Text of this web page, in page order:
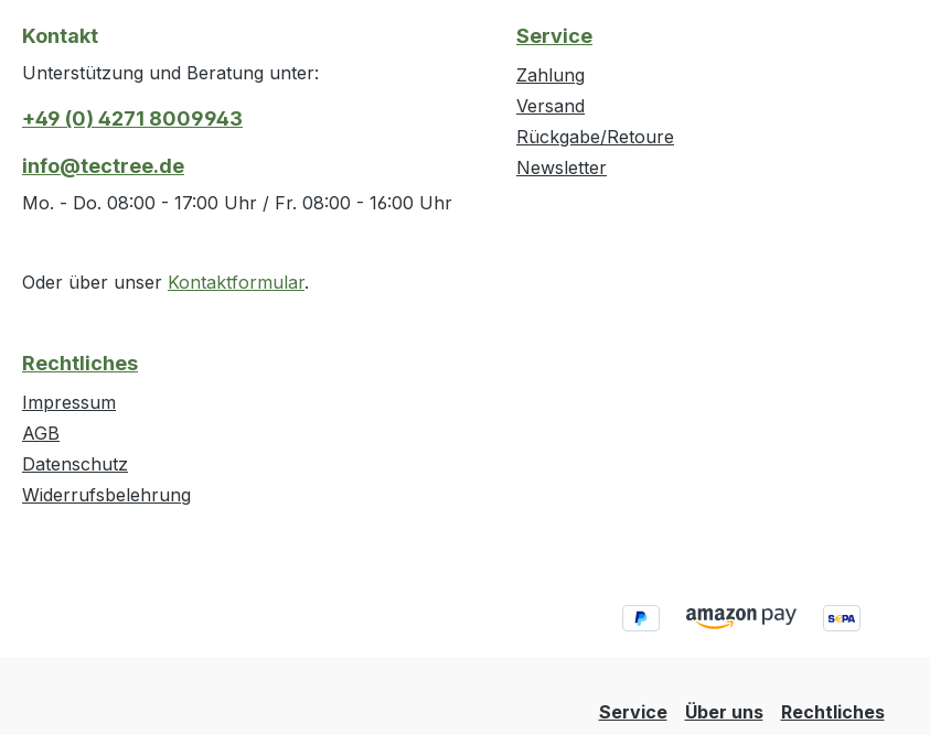
Kontakt
Unterstützung und Beratung unter:
+49 (0) 4271 8009943
info@tectree.de
Mo. - Do. 08:00 - 17:00 Uhr / Fr. 08:00 - 16:00 Uhr
Oder über unser Kontaktformular.
Service
Zahlung
Versand
Rückgabe/Retoure
Newsletter
Rechtliches
Impressum
AGB
Datenschutz
Widerrufsbelehrung
Service Über uns Rechtliches